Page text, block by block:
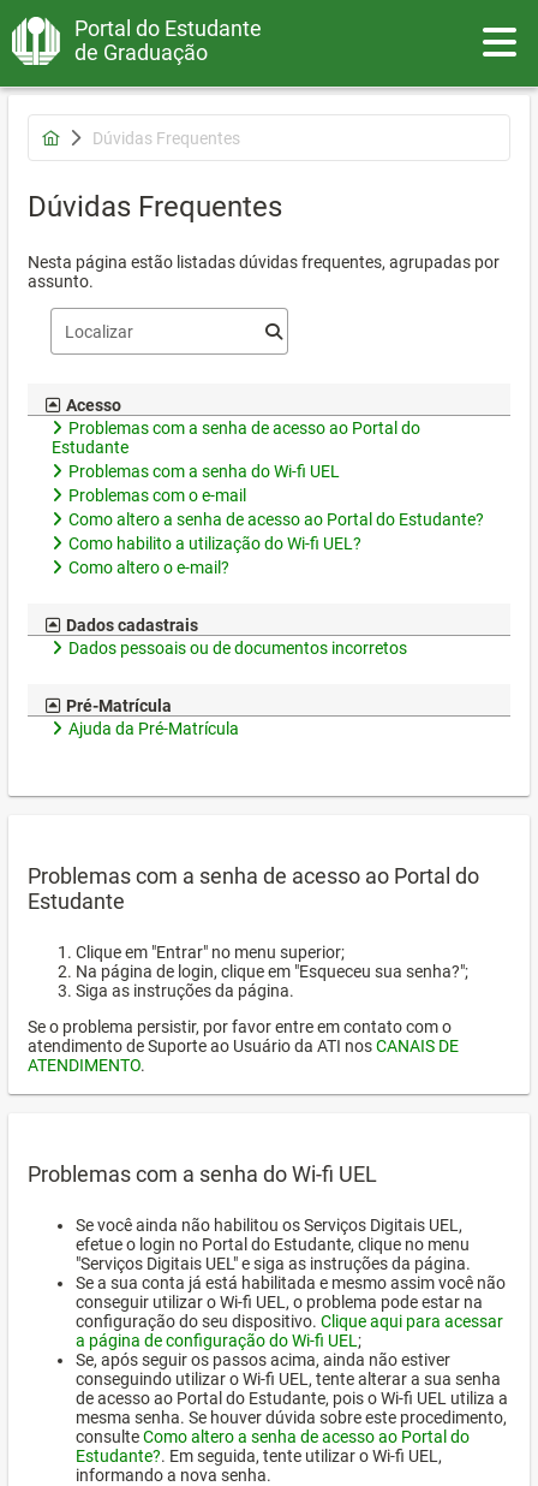
Portal do Estudante
de Graduação
Dúvidas Frequentes
Dúvidas Frequentes
Nesta página estão listadas dúvidas frequentes, agrupadas por
assunto.
Acesso
Problemas com a senha de acesso ao Portal do
Estudante
Problemas com a senha do Wi-fi UEL
Problemas com o e-mail
Como altero a senha de acesso ao Portal do Estudante?
Como habilito a utilização do Wi-fi UEL?
Como altero o e-mail?
Dados cadastrais
Dados pessoais ou de documentos incorretos
Pré-Matrícula
Ajuda da Pré-Matrícula
Problemas com a senha de acesso ao Portal do
Estudante
Clique em "Entrar" no menu superior;
Na página de login, clique em "Esqueceu sua senha?";
Siga as instruções da página.
Se o problema persistir, por favor entre em contato com o
atendimento de Suporte ao Usuário da ATI nosCANAIS DE
ATENDIMENTO.
Problemas com a senha do Wi-fi UEL
Se você ainda não habilitou os Serviços Digitais UEL,
efetue o login no Portal do Estudante, clique no menu
"Serviços Digitais UEL" e siga as instruções da página.
Se a sua conta já está habilitada e mesmo assim você não
conseguir utilizar o Wi-fi UEL, o problema pode estar na
configuração do seu dispositivo. Clique aqui para acessar
a página de configuração do Wi-fi UEL ;
Se, após seguir os passos acima, ainda não estiver
conseguindo utilizar o Wi-fi UEL, tente alterar a sua senha
de acesso ao Portal do Estudante, pois o Wi-fi UEL utiliza a
mesma senha. Se houver dúvida sobre este procedimento,
consulteComo altero a senha de acesso ao Portal do
Estudante?. Em seguida, tente utilizar o Wi-fi UEL,
informando a nova senha.